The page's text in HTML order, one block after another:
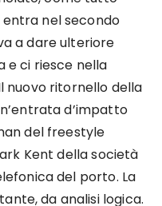
entra nel secondo
a dare ulteriore
e ci riesce nella
nuovo ritornello della
d’impatto
del freestyle
Kent della società
del porto. La
da analisi logica.